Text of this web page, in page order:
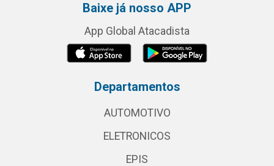
Baixe já nosso APP
App Global Atacadista
Departamentos
AUTOMOTIVO
ELETRONICOS
EPIS